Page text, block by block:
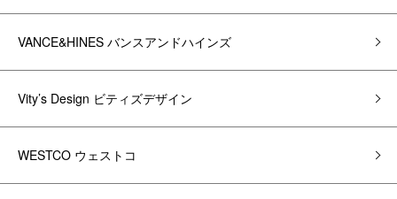
VANCE&HINES バンスアンドハインズ
Vity’s Design ビティズデザイン
WESTCO ウェストコ